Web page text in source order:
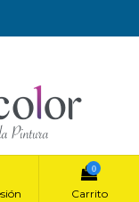
0
Carrito